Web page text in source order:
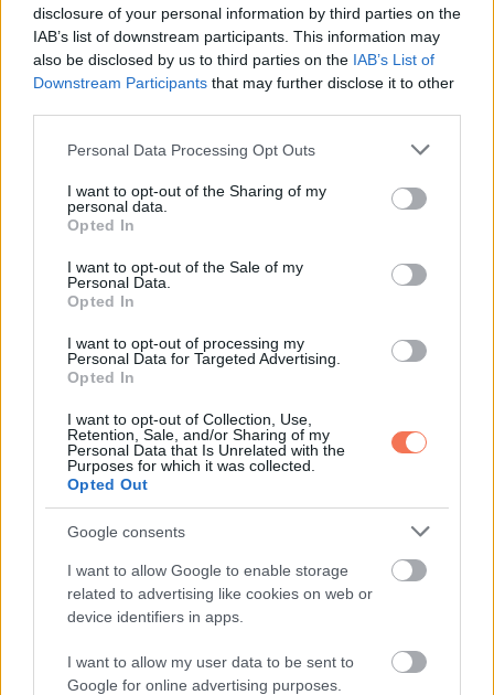
disclosure of your personal information by third parties on the
IAB’s list of downstream participants. This information may
also be disclosed by us to third parties on the IAB’s List of
Downstream Participants that may further disclose it to other
Please note that this website/app uses one or more Google
not limited to your visit or usage behaviour. You may click to
grant or deny consent to Google and its third-party tags to
use your data for below specified purposes in below Google
consent section.
Personal Data Processing Opt Outs
I want to opt-out of the Sharing of my
personal data.
Opted In
I want to opt-out of the Sale of my
Personal Data.
Opted In
I want to opt-out of processing my
Personal Data for Targeted Advertising.
Opted In
I want to opt-out of Collection, Use,
Retention, Sale, and/or Sharing of my
Personal Data that Is Unrelated with the
Purposes for which it was collected.
Opted Out
Google consents
I want to allow Google to enable storage
related to advertising like cookies on web or
device identifiers in apps.
I want to allow my user data to be sent to
Google for online advertising purposes.
rajzoltad a napot?